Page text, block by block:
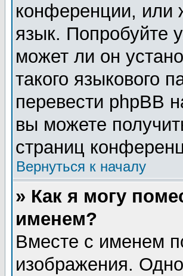
конференции, или
язык. Попробуйте
может ли он
такого языкового
перевести phpBB
вы можете
страниц
Вернуться к началу
» Как я могу
именем?
Вместе с именем
изображения.